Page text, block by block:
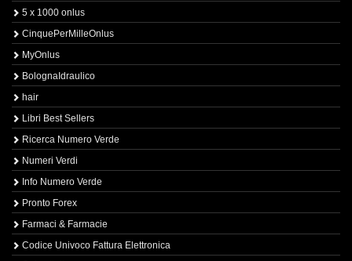
5 x 1000 onlus
CinquePerMilleOnlus
MyOnlus
BolognaIdraulico
hair
Libri Best Sellers
Ricerca Numero Verde
Numeri Verdi
Info Numero Verde
Pronto Forex
Farmaci & Farmacie
Codice Univoco Fattura Elettronica